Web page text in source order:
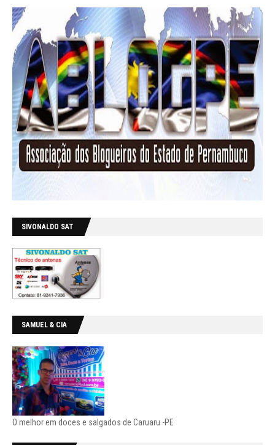
SIVONALDO SAT
SAMUEL & CIA
O melhor em doces e salgados de Caruaru -PE